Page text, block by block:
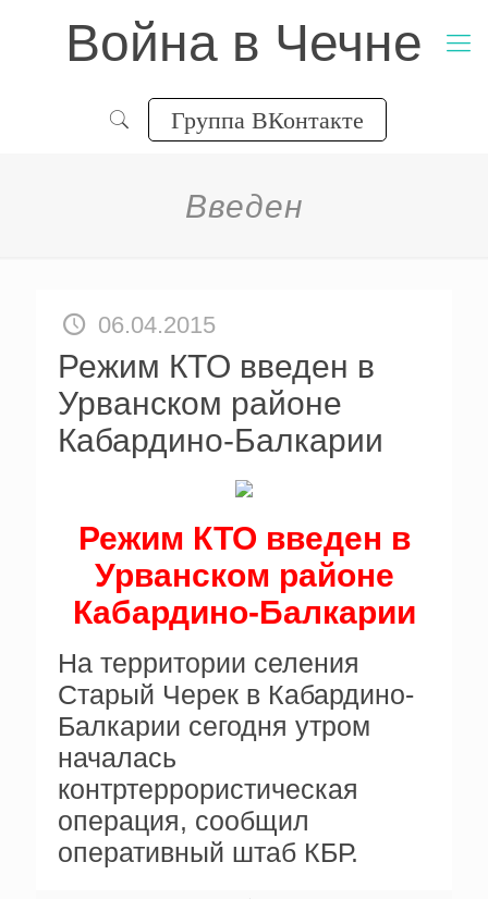
Война в Чечне
Группа ВКонтакте
Введен
06.04.2015
Режим КТО введен в
Урванском районе
Кабардино-Балкарии
Режим КТО введен в
Урванском районе
Кабардино-Балкарии
На территории селения
Старый Черек в Кабардино-
Балкарии сегодня утром
началась
контртеррористическая
операция, сообщил
оперативный штаб КБР.